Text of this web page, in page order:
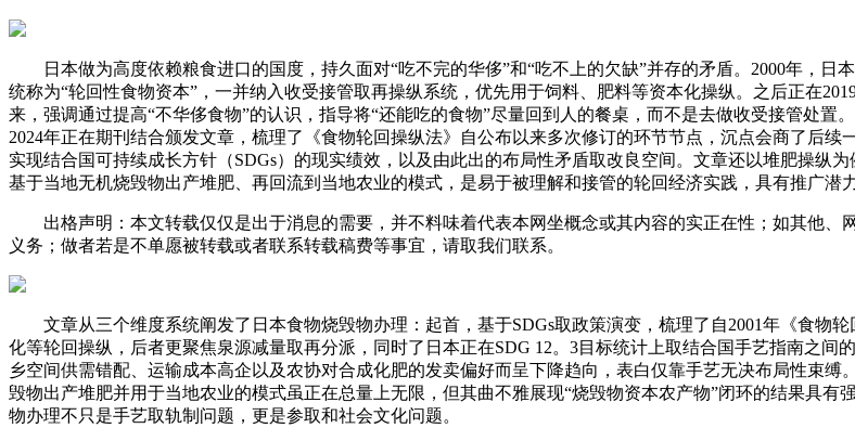
日本做为高度依赖粮食进口的国度，持久面对“吃不完的华侈”和“吃不上的欠缺”并存的矛盾。2000年，日
统称为“轮回性食物资本”，一并纳入收受接管取再操纵系统，优先用于饲料、肥料等资本化操纵。之后正在
来，强调通过提高“不华侈食物”的认识，指导将“还能吃的食物”尽量回到人的餐桌，而不是去做收受接管处
2024年正在期刊结合颁发文章，梳理了《食物轮回操纵法》自公布以来多次修订的环节节点，沉点会商了后
实现结合国可持续成长方针（SDGs）的现实绩效，以及由此出的布局性矛盾取改良空间。文章还以堆肥操纵
基于当地无机烧毁物出产堆肥、再回流到当地农业的模式，是易于被理解和接管的轮回经济实践，具有推广潜力
出格声明：本文转载仅仅是出于消息的需要，并不料味着代表本网坐概念或其内容的实正在性；如其他、
义务；做者若是不单愿被转载或者联系转载稿费等事宜，请取我们联系。
文章从三个维度系统阐发了日本食物烧毁物办理：起首，基于SDGs取政策演变，梳理了自2001年《食物
化等轮回操纵，后者更聚焦泉源减量取再分派，同时了日本正在SDG 12。3目标统计上取结合国手艺指南之
乡空间供需错配、运输成本高企以及农协对合成化肥的发卖偏好而呈下降趋向，表白仅靠手艺无决布局性束
毁物出产堆肥并用于当地农业的模式虽正在总量上无限，但其曲不雅展现“烧毁物资本农产物”闭环的结果具
物办理不只是手艺取轨制问题，更是参取和社会文化问题。